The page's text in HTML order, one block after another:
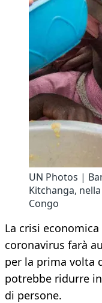
UN Photos |
Kitchanga,
Congo
La crisi
coronavirus farà
per la prima volta
potrebbe ridurre
di persone.